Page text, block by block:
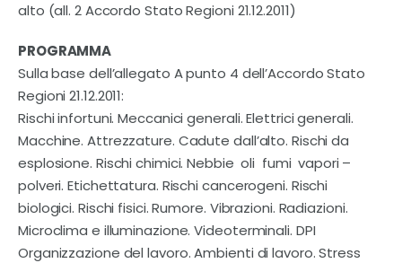
alto (all. 2 Accordo Stato Regioni 21.12.2011)
PROGRAMMA
Sulla base dell’allegato A punto 4 dell’Accordo Stato
Regioni 21.12.2011:
Rischi infortuni. Meccanici generali. Elettrici generali.
Macchine. Attrezzature. Cadute dall’alto. Rischi da
esplosione. Rischi chimici. Nebbie  oli  fumi  vapori –
polveri. Etichettatura. Rischi cancerogeni. Rischi
biologici. Rischi fisici. Rumore. Vibrazioni. Radiazioni.
Microclima e illuminazione. Videoterminali. DPI
Organizzazione del lavoro. Ambienti di lavoro. Stress